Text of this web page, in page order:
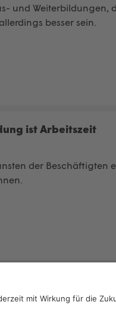
und Weiterbildungen,
besser sein.
ist Arbeitszeit
der Beschäftigten